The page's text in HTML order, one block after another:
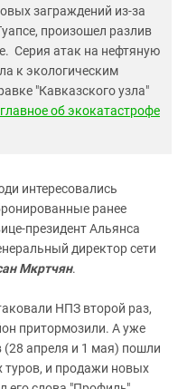
заграждений из-за
произошел разлив
Серия атак на нефтяную
к экологическим
"Кавказского узла"
об экокатастрофе
интересовались
ранее
президент Альянса
директор сети
Мкртчян.
НПЗ второй раз,
притормозили. А уже
(28 апреля и 1 мая) пошли
туров, и продажи новых